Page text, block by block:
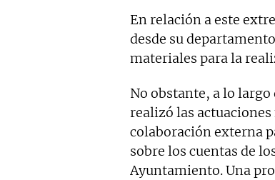
En relación a este
desde su
materiales para la
No obstante, a lo
realizó las
colaboración externa
sobre los cuentas de
Ayuntamiento. Una